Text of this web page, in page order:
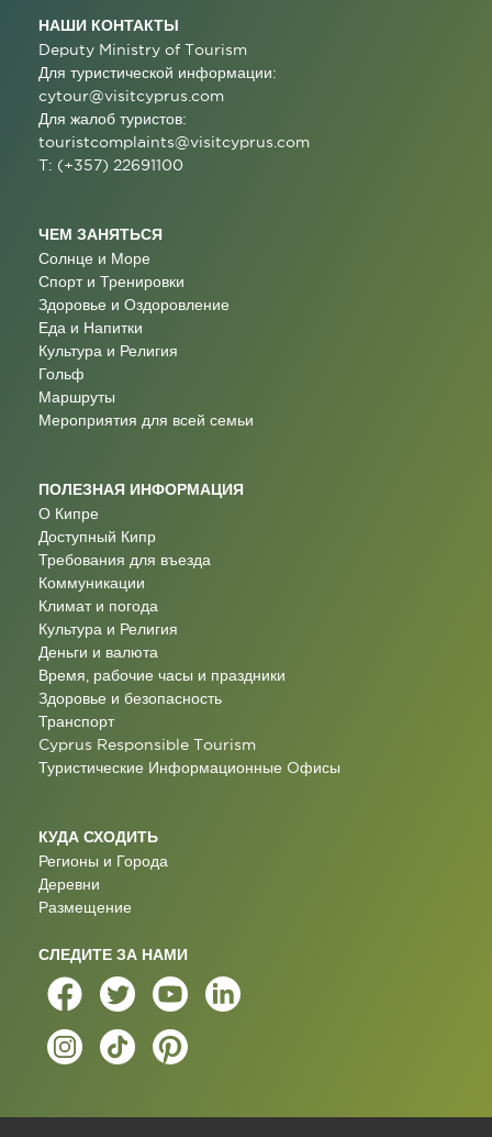
НАШИ КОНТАКТЫ
Deputy Ministry of Tourism
Для туристической информации:
cytour@visitcyprus.com
Для жалоб туристов:
touristcomplaints@visitcyprus.com
T: (+357) 22691100
ЧЕМ ЗАНЯТЬСЯ
Солнце и Море
Спорт и Тренировки
Здоровье и Оздоровление
Еда и Напитки
Культура и Религия
Гольф
Маршруты
Мероприятия для всей семьи
ПОЛЕЗНАЯ ИНФОРМАЦИЯ
О Кипре
Доступный Кипр
Требования для въезда
Коммуникации
Климат и погода
Культура и Религия
Деньги и валюта
Время, рабочие часы и праздники
Здоровье и безопасность
Транспорт
Cyprus Responsible Tourism
Туристические Информационные Oфисы
КУДА СХОДИТЬ
Регионы и Города
Деревни
Размещение
СЛЕДИТЕ ЗА НАМИ